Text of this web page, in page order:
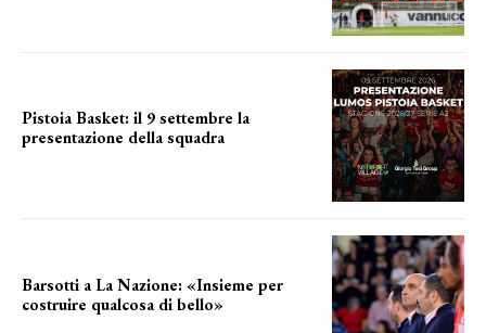
Pistoia Basket: il 9 settembre la
presentazione della squadra
Barsotti a La Nazione: «Insieme per
costruire qualcosa di bello»